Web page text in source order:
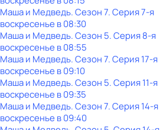
Маша и Медведь. Сезон 7. Серия 7-я
воскресенье в08:30
Маша и Медведь. Сезон 5. Серия 8-я
воскресенье в08:55
Маша и Медведь. Сезон 7. Серия 17-я
воскресенье в09:10
Маша и Медведь. Сезон 5. Серия 11-я
воскресенье в09:35
Маша и Медведь. Сезон 7. Серия 14-я
воскресенье в09:40